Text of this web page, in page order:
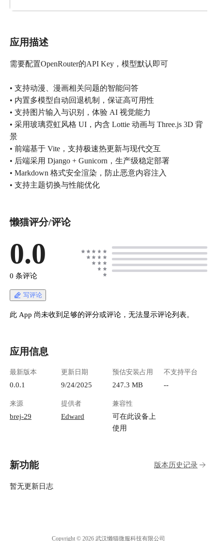
应用描述
需要配置OpenRouter的API Key，模型默认即可
• 支持动漫、漫画相关问题的智能问答
• 内置多模型自动回退机制，保证高可用性
• 支持图片输入与识别，体验 AI 视觉能力
• 采用玻璃霓虹风格 UI，内含 Lottie 动画与 Three.js 3D 背
景
• 前端基于 Vite，支持极速热更新与现代交互
• 后端采用 Django + Gunicorn，生产级稳定部署
• Markdown 格式安全渲染，防止恶意内容注入
• 支持主题切换与性能优化
懒猫评分/评论
0.0
0 条评论
写评论
此 App 尚未收到足够的评分或评论，无法显示评论列表。
应用信息
最新版本
0.0.1
更新日期
9/24/2025
预估安装占用
247.3 MB
不支持平台
--
来源
brej-29
提供者
Edward
兼容性
可在此设备上
使用
新功能 版本历史记录
暂无更新日志
Copyright © 2026 武汉懒猫微服科技有限公司